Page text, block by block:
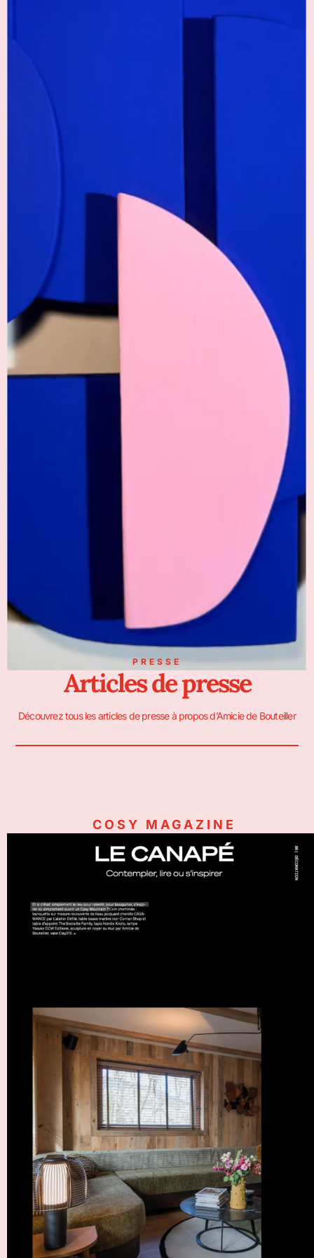
PRESSE
Articles de presse
Découvrez tous les articles de presse à propos d’Amicie de Bouteiller
COSY MAGAZINE